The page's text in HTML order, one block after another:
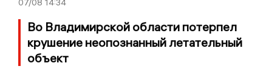
07/08 14:34
Во Владимирской области потерпел
крушение неопознанный летательный
объект